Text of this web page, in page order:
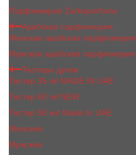
Парфюмерия Zarkoperfume
Арабская парфюмерия
Женская арабская парфюмерия
Мужская арабская парфюмерия
Тестеры духов
Тестер 35 ml MADE IN UAE
Тестер 60 ml NEW
Тестер 50 мл Made In UAE
Женские
Мужские